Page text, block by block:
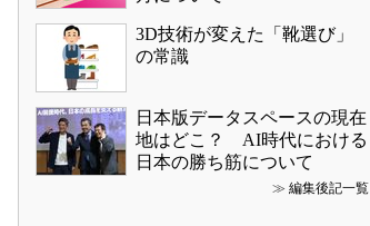
3D技術が変えた「靴選び」
の常識
日本版データスペースの現在
地はどこ？ AI時代における
日本の勝ち筋について
≫ 編集後記一覧